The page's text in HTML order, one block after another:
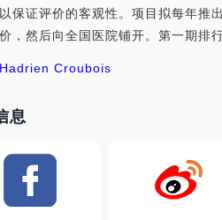
保证评价的客观性。项目拟每年推
，然后向全国医院铺开。第一期排
Hadrien Croubois
息